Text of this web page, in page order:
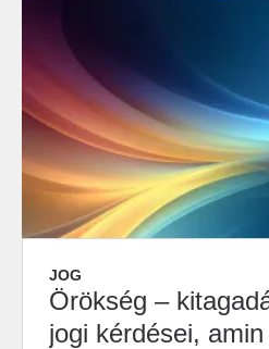
JOG
Örökség –
jogi kérdései,